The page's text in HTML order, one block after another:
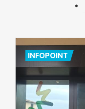
INFOPOINT